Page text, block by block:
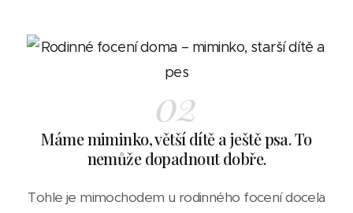
02
Máme miminko, větší dítě a ještě psa. To
nemůže dopadnout dobře.
Tohle je mimochodem u rodinného focení docela